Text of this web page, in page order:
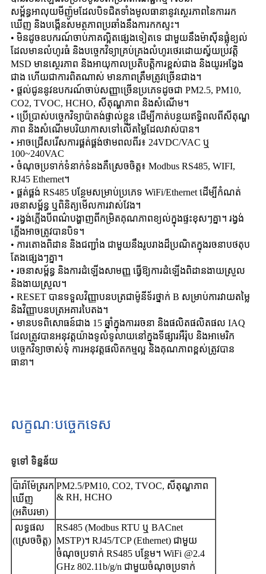
សម្ព័ន្ធអាលុយមីញ៉ូមដែលបិទជិតទាំងមូលធានានូវស្ថេរភាពនៃការរក
ឃើញ និងបង្កើនសមត្ថភាពប្រឆាំងនឹងការកកស្ទះ។
• មិនដូចឧបករណ៍ចាប់ភាគល្អិតផ្សេងទៀតទេ ជាមួយនឹងម៉ាស៊ីនផ្លុំខ្យល់
ដែលមានលំហូរធំ និងបច្ចេកវិទ្យាគ្រប់គ្រងលំហូរថេរដោយស្វ័យប្រវត្តិ
MSD មានស្ថេរភាព និងអាយុកាលប្រតិបត្តិការខ្ពស់ជាង និងយូរអង្វែង
ជាង ហើយជាការពិតណាស់ មានភាពត្រឹមត្រូវច្រើនជាង។
• ផ្តល់ជូននូវឧបករណ៍ចាប់សញ្ញាច្រើនប្រភេទដូចជា PM2.5, PM10,
CO2, TVOC, HCHO, សីតុណ្ហភាព និងសំណើម។
• ប្រើប្រាស់បច្ចេកវិទ្យាប៉ាតង់ផ្ទាល់ខ្លួន ដើម្បីកាត់បន្ថយឥទ្ធិពលពីសីតុណ្ហ
ភាព និងសំណើមបរិយាកាសទៅលើតម្លៃដែលវាស់បាន។
• អាចជ្រើសរើសការផ្គត់ផ្គង់ថាមពលពីរ៖ 24VDC/VAC ឬ
100~240VAC
• ចំណុចប្រទាក់ទំនាក់ទំនងគឺស្រេចចិត្ត៖ Modbus RS485, WIFI,
RJ45 Ethernet។
• ផ្គត់ផ្គង់ RS485 បន្ថែមសម្រាប់ប្រភេទ WiFi/Ethernet ដើម្បីកំណត់
រចនាសម្ព័ន្ធ ឬពិនិត្យមើលការវាស់វែង។
• រង្វង់ភ្លើងបីពណ៌បង្ហាញពីកម្រិតគុណភាពខ្យល់ក្នុងផ្ទះខុសៗគ្នា។ រង្វង់
ភ្លើងអាចត្រូវបានបិទ។
• ការតោងពិដាន និងជញ្ជាំង ជាមួយនឹងរូបរាងដ៏ប្រណិតក្នុងរចនាបថតុប
តែងផ្សេងៗគ្នា។
• រចនាសម្ព័ន្ធ និងការដំឡើងសាមញ្ញ ធ្វើឱ្យការដំឡើងពិដានងាយស្រួល
និងងាយស្រួល។
• RESET បានទទួលវិញ្ញាបនបត្រជាម៉ូនីទ័រថ្នាក់ B សម្រាប់ការវាយតម្លៃ
និងវិញ្ញាបនបត្រអគារបៃតង។
• មានបទពិសោធន៍ជាង 15 ឆ្នាំក្នុងការរចនា និងផលិតផលិតផល IAQ
ដែលត្រូវបានអនុវត្តយ៉ាងទូលំទូលាយនៅក្នុងទីផ្សារអឺរ៉ុប និងអាមេរិក
បច្ចេកវិទ្យាចាស់ទុំ ការអនុវត្តផលិតកម្មល្អ និងគុណភាពខ្ពស់ត្រូវបាន
ធានា។
លក្ខណៈបច្ចេកទេស
ទូទៅ ទិន្នន័យ
ប៉ារ៉ាម៉ែត្ររក
ឃើញ
(អតិបរមា)
PM2.5/PM10, CO2, TVOC, សីតុណ្ហភាព
& RH, HCHO
លទ្ធផល
(ស្រេចចិត្ត)
RS485 (Modbus RTU ឬ BACnet
MSTP)។ RJ45/TCP (Ethernet) ជាមួយ
ចំណុចប្រទាក់ RS485 បន្ថែម។ WiFi @2.4
GHz 802.11b/g/n ជាមួយចំណុចប្រទាក់